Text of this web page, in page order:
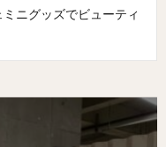
ニグッズでビューティ